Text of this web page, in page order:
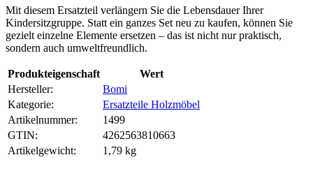
Mit diesem Ersatzteil verlängern Sie die Lebensdauer Ihrer
Kindersitzgruppe. Statt ein ganzes Set neu zu kaufen, können Sie
gezielt einzelne Elemente ersetzen – das ist nicht nur praktisch,
sondern auch umweltfreundlich.
Produkteigenschaft
Wert
Hersteller:
Bomi
Kategorie:
Ersatzteile Holzmöbel
Artikelnummer:
1499
GTIN:
4262563810663
Artikelgewicht‍:
1,79 kg